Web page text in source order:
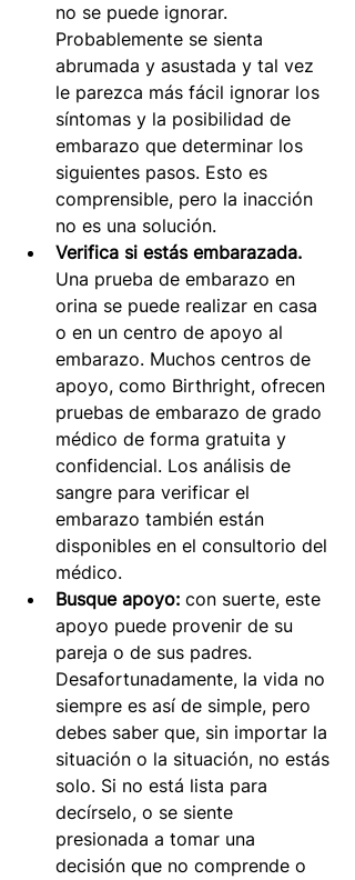
no se puede ignorar.
Probablemente se sienta
abrumada y asustada y tal vez
le parezca más fácil ignorar los
síntomas y la posibilidad de
embarazo que determinar los
siguientes pasos. Esto es
comprensible, pero la inacción
no es una solución.
Verifica si estás embarazada.
Una prueba de embarazo en
orina se puede realizar en casa
o en un centro de apoyo al
embarazo. Muchos centros de
apoyo, como Birthright, ofrecen
pruebas de embarazo de grado
médico de forma gratuita y
confidencial. Los análisis de
sangre para verificar el
embarazo también están
disponibles en el consultorio del
médico.
Busque apoyo: con suerte, este
apoyo puede provenir de su
pareja o de sus padres.
Desafortunadamente, la vida no
siempre es así de simple, pero
debes saber que, sin importar la
situación o la situación, no estás
solo. Si no está lista para
decírselo, o se siente
presionada a tomar una
decisión que no comprende o